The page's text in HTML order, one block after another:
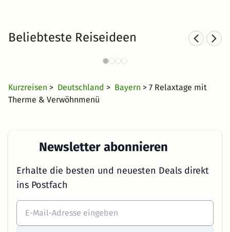
Beliebteste Reiseideen
Sporthotels in Bayern
2004 Angebote
Kurzreisen > Deutschland > Bayern > 7 Relaxtage mit
Therme & Verwöhnmenü
Newsletter abonnieren
Erhalte die besten und neuesten Deals direkt
ins Postfach